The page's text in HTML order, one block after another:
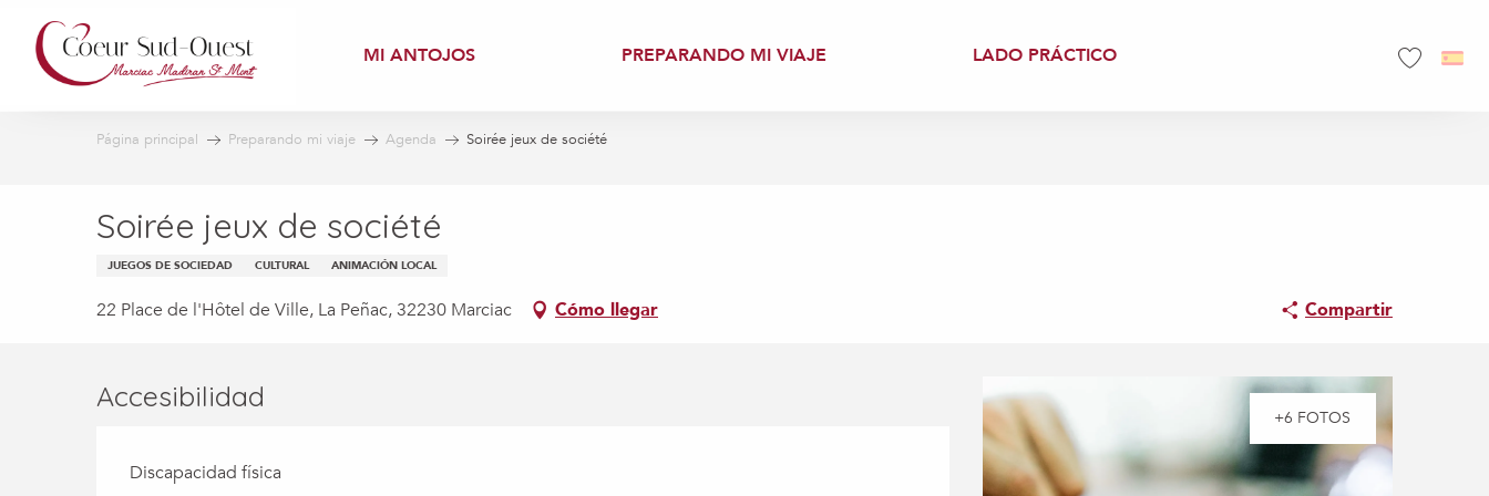
contenu
principal
MI ANTOJOS PREPARANDO MI VIAJE LADO PRÁCTICO
Página principal Preparando mi viaje Agenda Soirée jeux de société
Soirée jeux de société
JUEGOS DE SOCIEDAD CULTURAL ANIMACIÓN LOCAL
22 Place de l'Hôtel de Ville, La Peñac, 32230 Marciac Cómo llegar Compartir
+6 FOTOS
Accesibilidad
Discapacidad física